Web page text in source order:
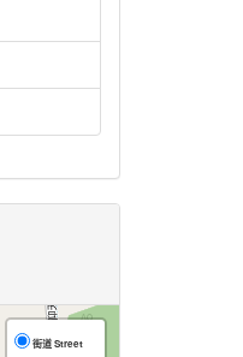
街道 Street